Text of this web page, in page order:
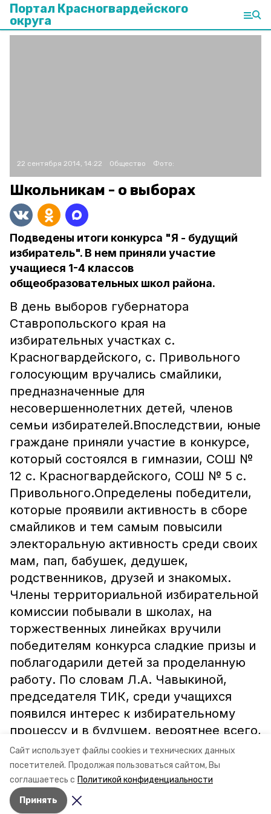
Сайт использует файлы cookies и технических данных
посетителей. Продолжая пользоваться сайтом, Вы
соглашаетесь с Политикой конфиденциальности
Принять
Портал Красногвардейского
округа
22 сентября 2014, 14:22 Общество Фото:
Школьникам - о выборах
Подведены итоги конкурса "Я - будущий
избиратель". В нем приняли участие
учащиеся 1-4 классов
общеобразовательных школ района.
В день выборов губернатора
Ставропольского края на
избирательных участках с.
Красногвардейского, с. Привольного
голосующим вручались смайлики,
предназначенные для
несовершеннолетних детей, членов
семьи избирателей.Впоследствии, юные
граждане приняли участие в конкурсе,
который состоялся в гимназии, СОШ №
12 с. Красногвардейского, СОШ № 5 с.
Привольного.Определены победители,
которые проявили активность в сборе
смайликов и тем самым повысили
электоральную активность среди своих
мам, пап, бабушек, дедушек,
родственников, друзей и знакомых.
Члены территориальной избирательной
комиссии побывали в школах, на
торжественных линейках вручили
победителям конкурса сладкие призы и
поблагодарили детей за проделанную
работу. По словам Л.А. Чавыкиной,
председателя ТИК, среди учащихся
появился интерес к избирательному
процессу и в будущем, вероятнее всего,
они будут неравнодушны к жизни своей
страны, региона, района.
Авторы: Владимир Афанасьев